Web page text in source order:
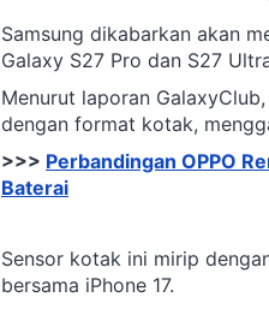
Samsung dikabarkan akan
Galaxy S27 Pro dan S27
Menurut laporan
dengan format kotak,
>>> Perbandingan OPPO
Baterai
Sensor kotak ini mirip
bersama iPhone 17.